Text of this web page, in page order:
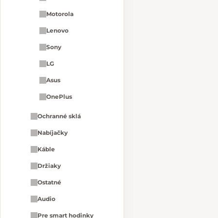
Motorola
Lenovo
Sony
LG
Asus
OnePlus
Ochranné sklá
Nabíjačky
Káble
Držiaky
Ostatné
Audio
Pre smart hodinky